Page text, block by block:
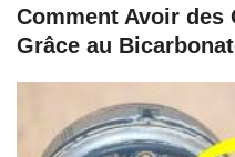
Comment Avoir des
Grâce au